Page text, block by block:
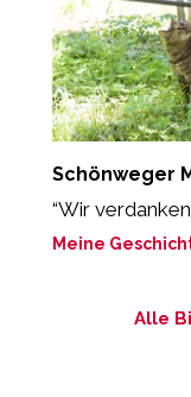
Schönweger
“Wir
Meine
Alle